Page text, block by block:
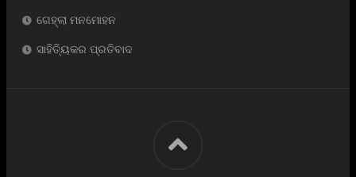
ଗେହ୍ଲା ମନମୋହନ
ସାହିତ୍ୟିକର ପ୍ରତିବାଦ